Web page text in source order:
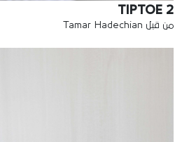
TIPTOE 2
من قبل Tamar Hadechian